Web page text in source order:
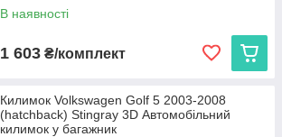
В наявності
1 603 ₴/комплект
Килимок Volkswagen Golf 5 2003-2008
(hatchback) Stingray 3D Автомобільний
килимок у багажник